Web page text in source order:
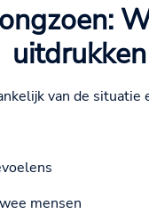
uitdrukken
van de situatie
mensen